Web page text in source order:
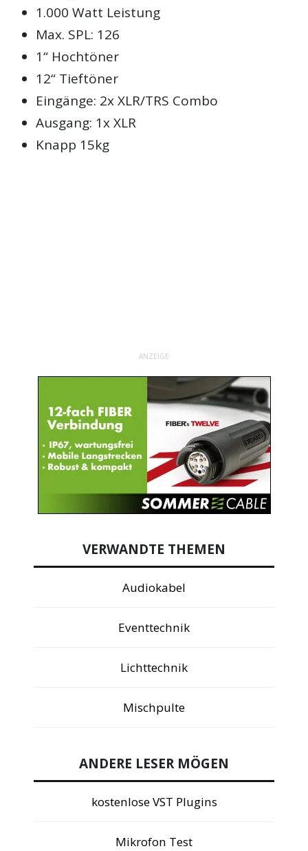
1.000 Watt Leistung
Max. SPL: 126
1“ Hochtöner
12“ Tieftöner
Eingänge: 2x XLR/TRS Combo
Ausgang: 1x XLR
Knapp 15kg
ANZEIGE
VERWANDTE THEMEN
Audiokabel
Eventtechnik
Lichttechnik
Mischpulte
ANDERE LESER MÖGEN
kostenlose VST Plugins
Mikrofon Test